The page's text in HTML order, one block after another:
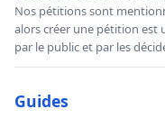
Nos pétitions sont
alors créer une pétition est
par le public et par les
Guides